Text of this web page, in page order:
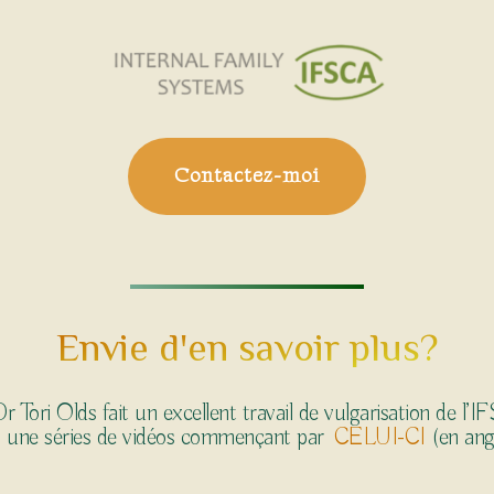
Contactez-moi
Envie d'en savoir plus?
Tori Olds fait un excellent travail de vulgarisation de
une séries de vidéos commençant par CELUI-CI (en